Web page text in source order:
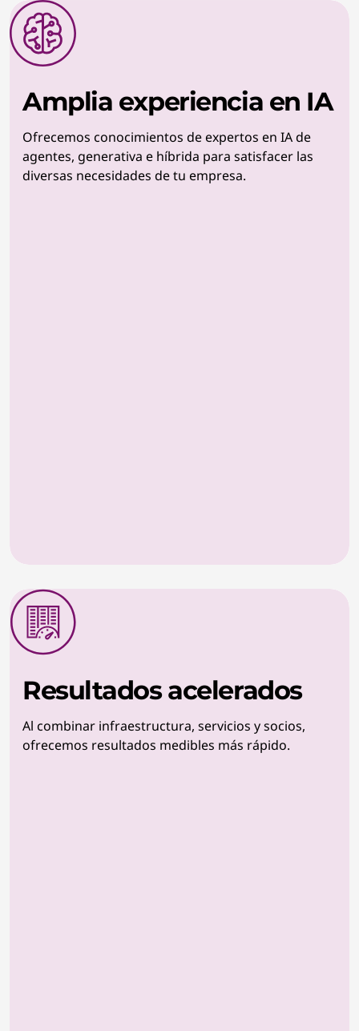
Amplia experiencia en IA
Ofrecemos conocimientos de expertos en IA de
agentes, generativa e híbrida para satisfacer las
diversas necesidades de tu empresa.
Resultados acelerados
Al combinar infraestructura, servicios y socios,
ofrecemos resultados medibles más rápido.